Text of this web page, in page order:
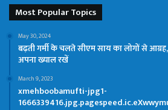
Most Popular Topics
May 30, 2024
बढ़ती गर्मी के चलते सीएम साय का लोगों से
अपना ख्याल रखें
March 9, 2023
xmehboobamufti-jpg1-